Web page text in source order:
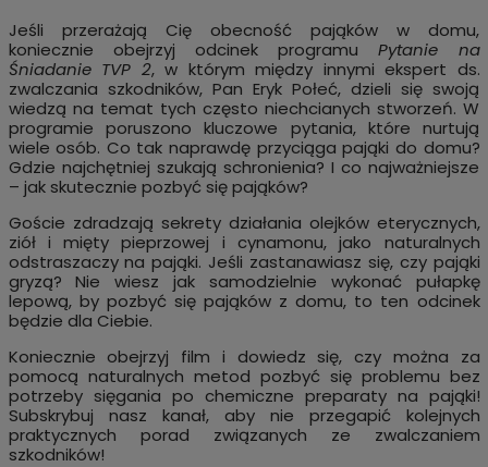
Jeśli przerażają Cię obecność pająków w domu,
koniecznie obejrzyj odcinek programuPytanie na
Śniadanie TVP 2, w którym między innymi ekspert ds.
zwalczania szkodników, Pan Eryk Połeć, dzieli się swoją
wiedzą na temat tych często niechcianych stworzeń. W
programie poruszono kluczowe pytania, które nurtują
wiele osób. Co tak naprawdę przyciąga pająki do domu?
Gdzie najchętniej szukają schronienia? I co najważniejsze
– jak skutecznie pozbyć się pająków?
Goście zdradzają sekrety działania olejków eterycznych,
ziół i mięty pieprzowej i cynamonu, jako naturalnych
odstraszaczy na pająki. Jeśli zastanawiasz się, czy pająki
gryzą? Nie wiesz jak samodzielnie wykonać pułapkę
lepową, by pozbyć się pająków z domu, to ten odcinek
będzie dla Ciebie.
Koniecznie obejrzyj film i dowiedz się, czy można za
pomocą naturalnych metod pozbyć się problemu bez
potrzeby sięgania po chemiczne preparaty na pająki!
Subskrybuj nasz kanał, aby nie przegapić kolejnych
praktycznych porad związanych ze zwalczaniem
szkodników!